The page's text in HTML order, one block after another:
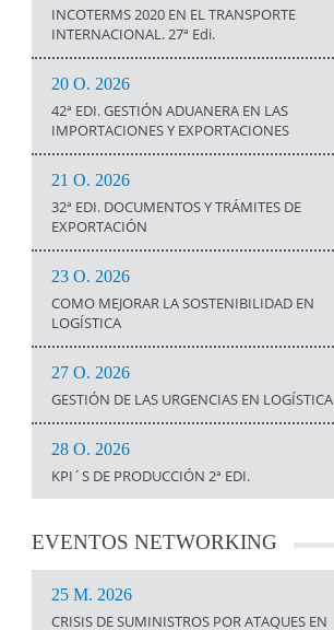
INCOTERMS 2020 EN EL TRANSPORTE
INTERNACIONAL. 27ª Edi.
20 O. 2026
42ª EDI. GESTIÓN ADUANERA EN LAS
IMPORTACIONES Y EXPORTACIONES
21 O. 2026
32ª EDI. DOCUMENTOS Y TRÁMITES DE
EXPORTACIÓN
23 O. 2026
COMO MEJORAR LA SOSTENIBILIDAD EN
LOGÍSTICA
27 O. 2026
GESTIÓN DE LAS URGENCIAS EN LOGÍSTICA
28 O. 2026
KPI´S DE PRODUCCIÓN 2ª EDI.
EVENTOS NETWORKING
25 M. 2026
CRISIS DE SUMINISTROS POR ATAQUES EN